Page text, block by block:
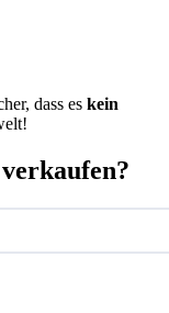
dass es kein